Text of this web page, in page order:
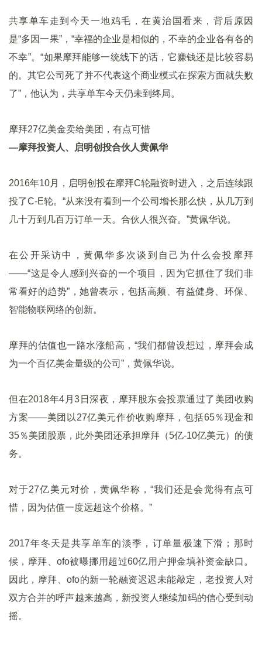
共享单车走到今天一地鸡毛，在黄治国看来，背后原因
是“多因一果”，“幸福的企业是相似的，不幸的企业各有各的
不幸”。“如果摩拜能够一统线下的话，它赚钱还是比较容易
的。其它公司死了并不代表这个商业模式在探索方面就失败
了”，他认为，共享单车今天仍未到终局。
摩拜27亿美金卖给美团，有点可惜
—摩拜投资人、启明创投合伙人黄佩华
2016年10月，启明创投在摩拜C轮融资时进入，之后连续跟
投了C-E轮。“从来没有看到一个公司增长那么快，从几万到
几十万到几百万订单一天。合伙人很兴奋。”黄佩华说。
在公开采访中，黄佩华多次谈到自己为什么会投摩拜
——“这是令人感到兴奋的一个项目，因为它抓住了我们非
常看好的趋势”，她曾表示，包括高频、有益健身、环保、
智能物联网络的创新。
摩拜的估值也一路水涨船高，“我们都曾设想过，摩拜会成
为一个百亿美金量级的公司”，黄佩华说。
但在2018年4月3日深夜，摩拜股东会投票通过了美团收购
方案——美团以27亿美元作价收购摩拜，包括65％现金和
35％美团股票，此外美团还承担摩拜（5亿-10亿美元）的债
务。
对于27亿美元对价，黄佩华称，“我们还是会觉得有点可
惜，因为估值一度远超这个价格。”
2017年冬天是共享单车的淡季，订单量极速下滑；那时
候，摩拜、ofo被曝挪用超过60亿用户押金填补资金缺口。
因此，摩拜、ofo的新一轮融资迟迟未能敲定，老投资人对
双方合并的呼声越来越高，新投资人继续加码的信心受到动
摇。